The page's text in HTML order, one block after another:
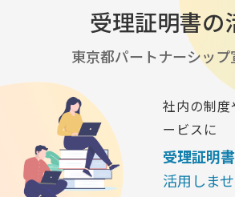
受理証明書の
東京都パートナーシップ
社内の制
ービスに
受理証明書
活用しま